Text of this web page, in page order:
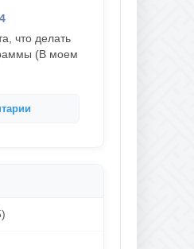
что делать
(В моем